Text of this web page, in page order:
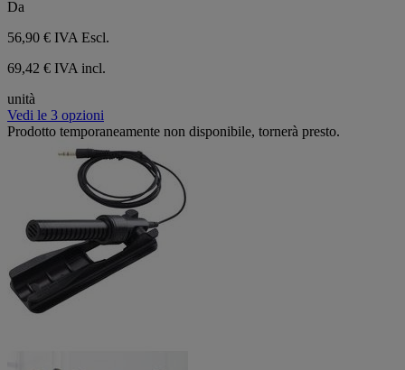
Da
56,90 € IVA Escl.
69,42 € IVA incl.
unità
Vedi le 3 opzioni
Prodotto temporaneamente non disponibile, tornerà presto.